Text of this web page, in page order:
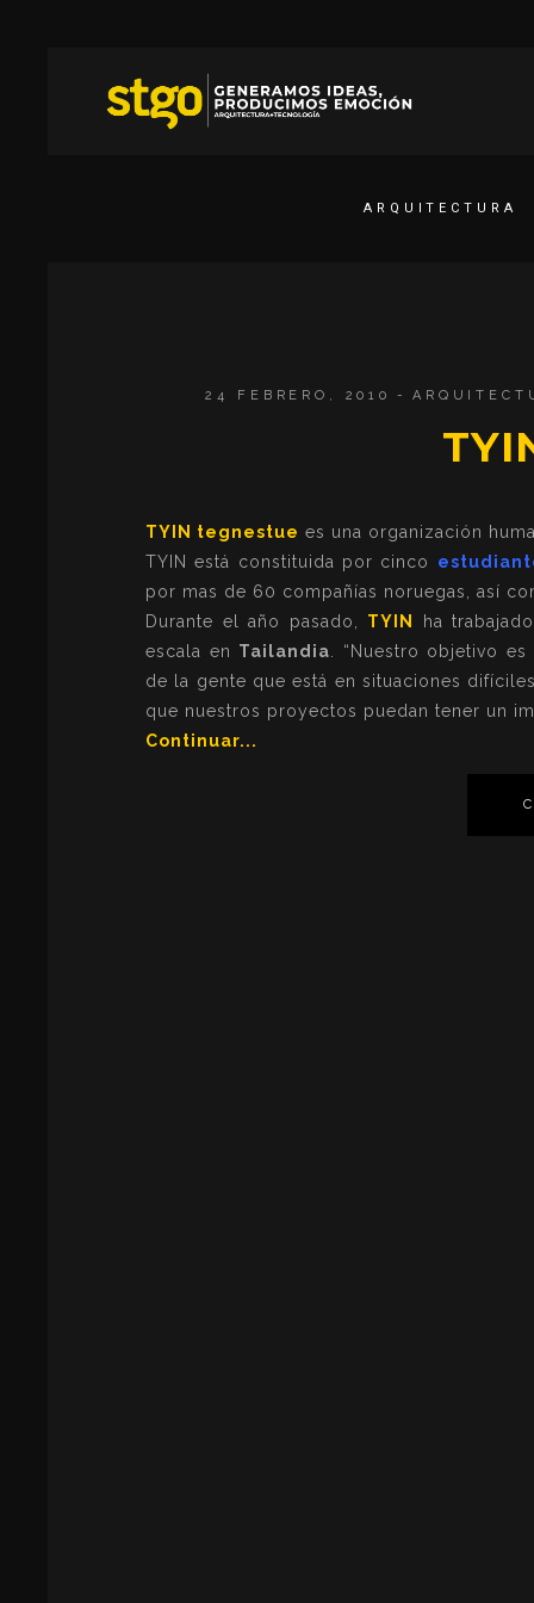
ARQUITECTURA
24 FEBRERO, 2010
TYIN tegnestue es una organización
TYIN está constituida por cinco
por mas de 60 compañías noruegas, así
Durante el año pasado,
TYIN
ha
escala en Tailandia . “Nuestro objetivo
de la gente que está en situaciones
que nuestros proyectos puedan tener un
Continuar...